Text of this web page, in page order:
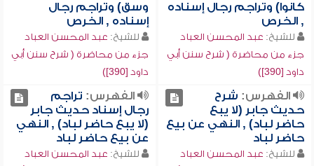
كانوا) وتراجم رجال إسناده
, الخرص
للشيخ: عبد المحسن العباد
جزء من محاضرة ( شرح سنن أبي
داود [390])
وسق) وتراجم رجال
إسناده , الخرص
للشيخ: عبد المحسن العباد
جزء من محاضرة ( شرح سنن أبي
داود [390])
الفهرس: شرح
حديث جابر (لا يبع
حاضر لباد) , النهي عن بيع
حاضر لباد
للشيخ: عبد المحسن العباد
الفهرس: تراجم
رجال إسناد حديث جابر
(لا يبع حاضر لباد) , النهي
عن بيع حاضر لباد
للشيخ: عبد المحسن العباد